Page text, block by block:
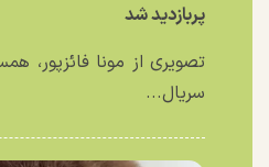
پربازدید شد
تصویری از مونا فائزپور،
سریال...